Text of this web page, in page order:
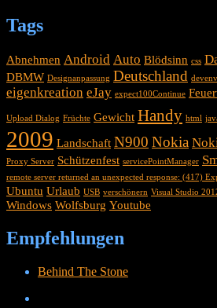
Tags
Abnehmen Android Auto Blödsinn css
DBMW Designanpassung Deutschland
eigenkreation eJay expect100Continue
Upload Dialog Früchte Gewicht Handy html
2009 Landschaft N900 Nokia
Proxy Server Schützenfest servicePointManager
remote server returned an unexpected response: (417)
Ubuntu Urlaub USB verschönern Visual Studio
Windows Wolfsburg Youtube
Empfehlungen
Behind The Stone